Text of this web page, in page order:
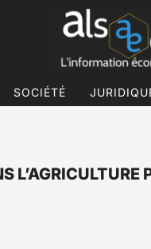
SOCIÉTÉ
L’AGRICULTURE